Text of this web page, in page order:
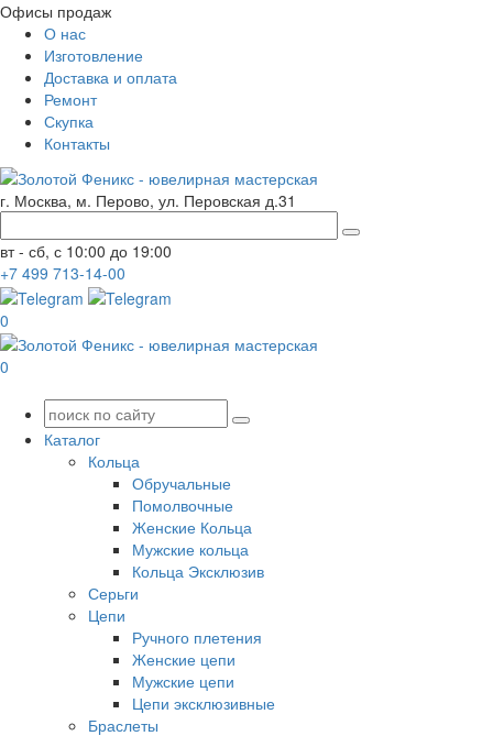
Офисы продаж
О нас
Изготовление
Доставка и оплата
Ремонт
Скупка
Контакты
г. Москва, м. Перово, ул. Перовская д.31
вт - сб, с 10:00 до 19:00
+7 499 713-14-00
0
0
Каталог
Кольца
Обручальные
Помолвочные
Женские Кольца
Мужские кольца
Кольца Эксклюзив
Серьги
Цепи
Ручного плетения
Женские цепи
Мужские цепи
Цепи эксклюзивные
Браслеты